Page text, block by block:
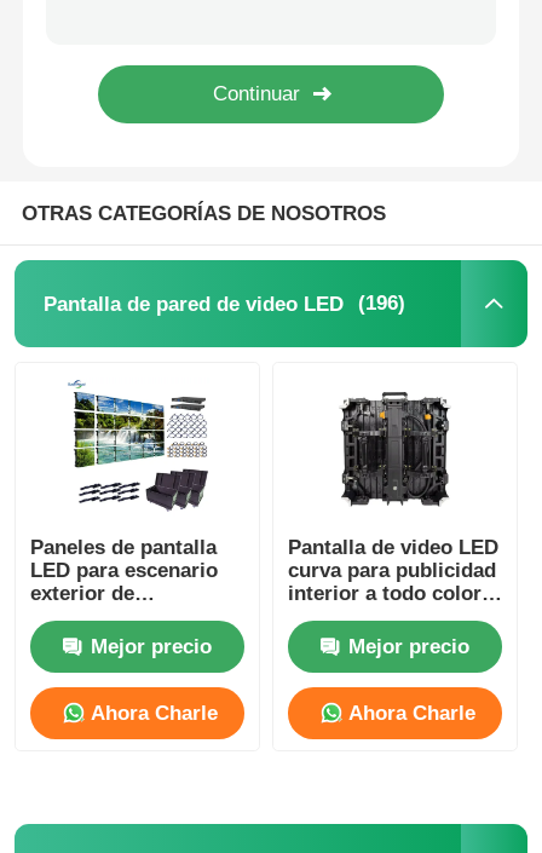
Solicitar una cita
pantalla LED
Pantalla del concierto LED
Muro de video LED LED
Pantalla LED SMD
Tabla de visualización LED exterior
OTRAS CATEGORÍAS DE NOSOTROS
Pantalla de pared de video LED (196)
Paneles de pantalla
LED para escenario
exterior de
500x500mm P3.91
Mejor precio
Ahora Charle
Pantalla de video LED
curva para publicidad
interior a todo color
en alquiler, 800mcd-
1000mcdMejor precio
Ahora Charle